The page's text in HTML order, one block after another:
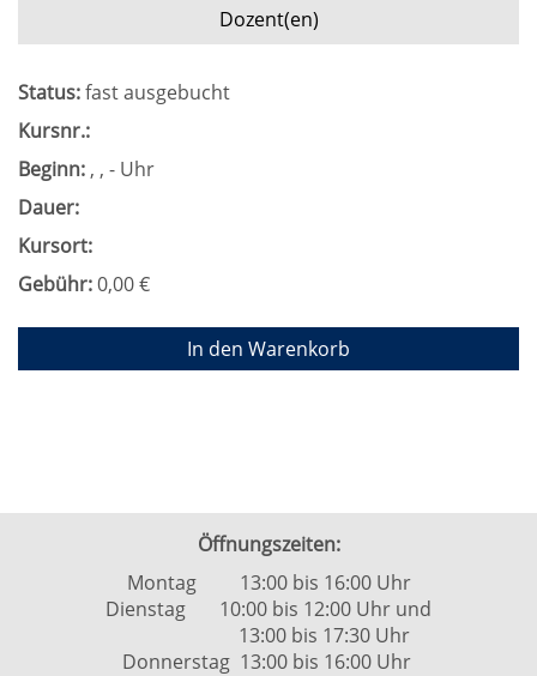
Dozent(en)
Status:fast ausgebucht
Kursnr.:
Beginn: , , - Uhr
Dauer:
Kursort:
Gebühr:0,00 €
In den Warenkorb
Öffnungszeiten:
Montag 13:00 bis 16:00 Uhr
Dienstag 10:00 bis 12:00 Uhr und
13:00 bis 17:30 Uhr
Donnerstag 13:00 bis 16:00 Uhr